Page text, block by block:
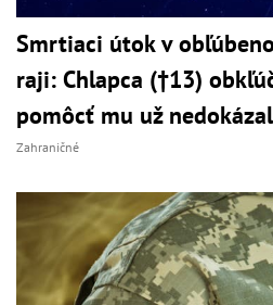
Smrtiaci útok v
raji: Chlapca (†13)
pomôcť mu už
Zahraničné